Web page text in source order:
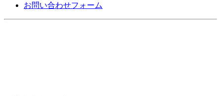
お問い合わせフォーム